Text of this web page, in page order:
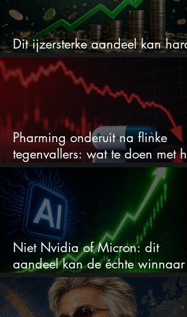
Dit ijzersterke aandeel kan hard
stijgen maar bijna niemand kijkt
Pharming onderuit na flinke
tegenvallers: wat te doen met
aandeel?
Niet Nvidia of Micron: dit
aandeel kan de échte winnaar
van de AI-race worden